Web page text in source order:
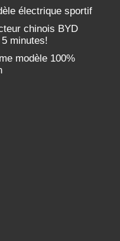
électrique sportif
chinois BYD
minutes!
modèle 100%